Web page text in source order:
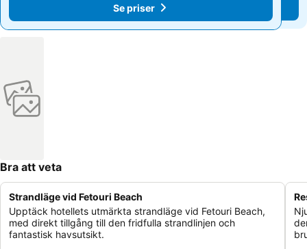
Se priser
Se priser
Bra att veta
Strandläge vid Fetouri Beach
Upptäck hotellets utmärkta strandläge vid Fetouri Beach,
med direkt tillgång till den fridfulla strandlinjen och
fantastisk havsutsikt.